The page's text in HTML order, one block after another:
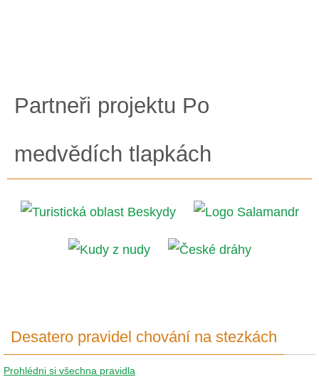
Partneři projektu Po
medvědích tlapkách
Desatero pravidel chování na stezkách
Prohlédni si všechna pravidla